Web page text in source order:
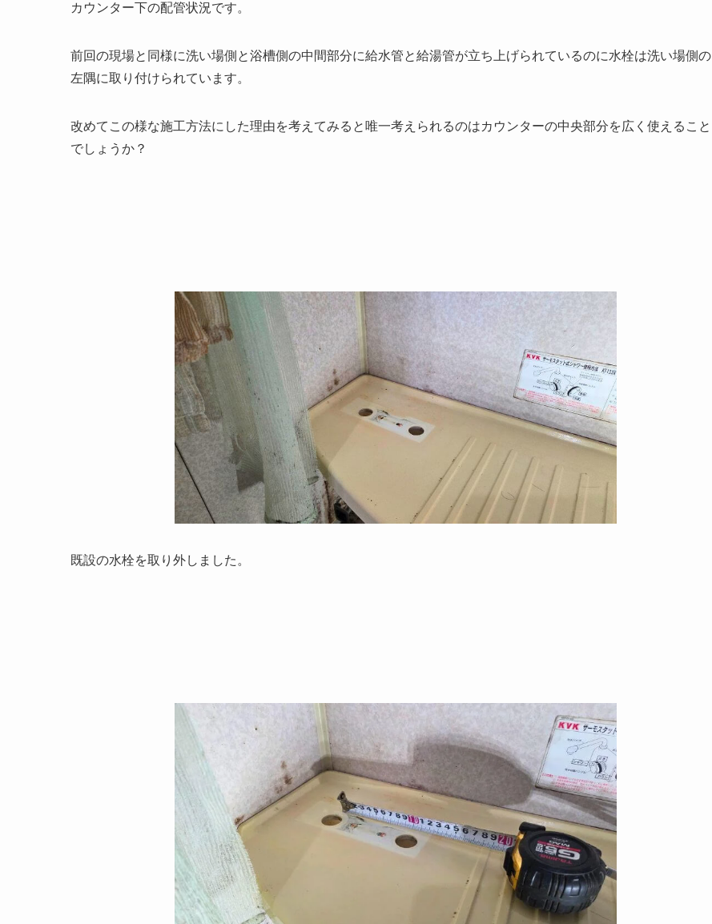
カウンター下の配管状況です。
前回の現場と同様に洗い場側と浴槽側の中間部分に給水管と給湯管が立ち上げられているのに水栓は洗い場側の
左隅に取り付けられています。
改めてこの様な施工方法にした理由を考えてみると唯一考えられるのはカウンターの中央部分を広く使えること
でしょうか？
既設の水栓を取り外しました。